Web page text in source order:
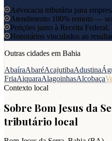
Advocacia tributária para
Atendimento 100% remoto —
Petições junto à Receita
Honorários vinculados ao
Outras cidades em Bahia
AbaíraAbaréAcajutibaAdustina
FriaAiquaraAlagoinhasAlcobaça
Contexto local
Sobre Bom Jesus da
tributário local